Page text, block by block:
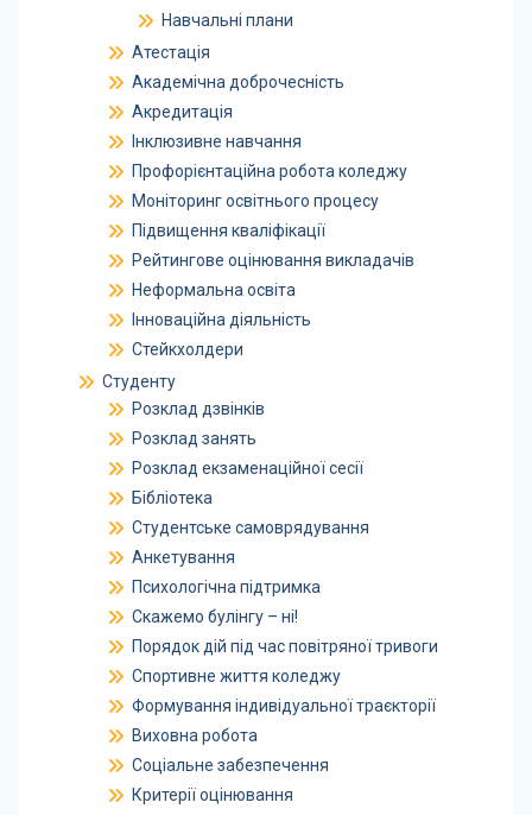
Навчальні плани
Атестація
Академічна доброчесність
Акредитація
Інклюзивне навчання
Профорієнтаційна робота коледжу
Моніторинг освітнього процесу
Підвищення кваліфікації
Рейтингове оцінювання викладачів
Неформальна освіта
Інноваційна діяльність
Стейкхолдери
Студенту
Розклад дзвінків
Розклад занять
Розклад екзаменаційної сесії
Бібліотека
Студентське самоврядування
Анкетування
Психологічна підтримка
Скажемо булінгу – ні!
Порядок дій під час повітряної тривоги
Спортивне життя коледжу
Формування індивідуальної траєкторії
Виховна робота
Соціальне забезпечення
Критерії оцінювання